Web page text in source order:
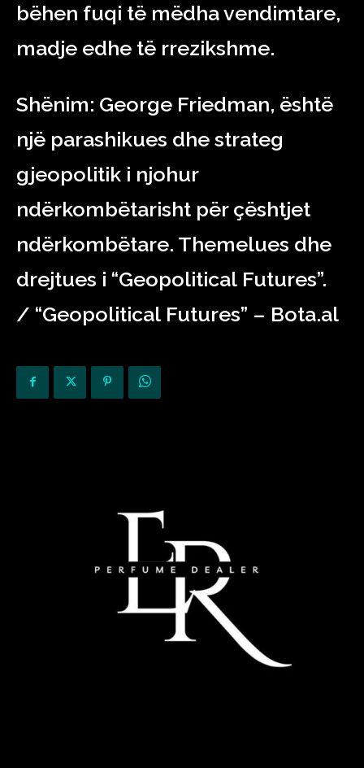
bëhen fuqi të mëdha vendimtare,
madje edhe të rrezikshme.
Shënim: George Friedman, është
një parashikues dhe strateg
gjeopolitik i njohur
ndërkombëtarisht për çështjet
ndërkombëtare. Themelues dhe
drejtues i “Geopolitical Futures”.
/ “Geopolitical Futures” – Bota.al